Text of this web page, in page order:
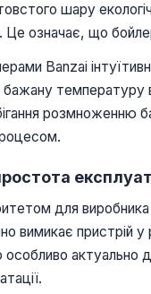
шару
Це означає, що
Banzai
температуру
для
вимикає пристрій
актуально